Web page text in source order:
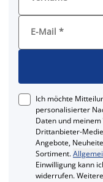
E-Mail *
Ich möchte
personalisierter
Daten und
Drittanbieter-
Angebote,
Sortiment.
Einwilligung kann
widerrufen.